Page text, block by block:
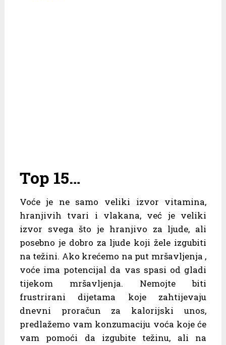
Top 15…
Voće je ne samo veliki izvor vitamina,
hranjivih tvari i vlakana, već je veliki
izvor svega što je hranjivo za ljude, ali
posebno je dobro za ljude koji žele izgubiti
na težini. Ako krećemo na put mršavljenja ,
voće ima potencijal da vas spasi od gladi
tijekom mršavljenja. Nemojte biti
frustrirani dijetama koje zahtijevaju
dnevni proračun za kalorijski unos,
predlažemo vam konzumaciju voća koje će
vam pomoći da izgubite težinu, ali na